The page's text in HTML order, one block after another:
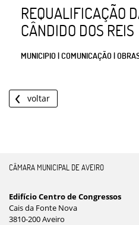
REQUALIFICAÇÃO
CÂNDIDO DOS REIS
MUNICIPIO | COMUNICAÇÃO |
voltar
CÂMARA MUNICIPAL DE AVEIRO
Edifício Centro de Congressos
Cais da Fonte Nova
3810-200 Aveiro